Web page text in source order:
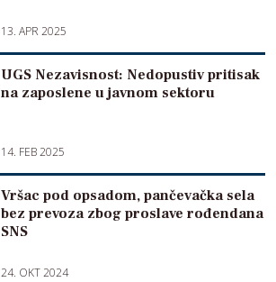
13. APR 2025
UGS Nezavisnost: Nedopustiv pritisak
na zaposlene u javnom sektoru
14. FEB 2025
Vršac pod opsadom, pančevačka sela
bez prevoza zbog proslave rođendana
SNS
24. OKT 2024